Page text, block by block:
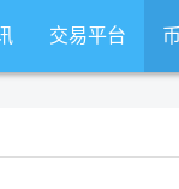
交易平台